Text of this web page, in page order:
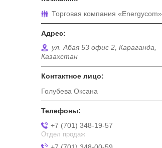
Торговая компания «Energycom»
ул. Абая 53 офис 2, Караганда,
Казахстан
Голубева Оксана
+7 (701) 348-19-57
Отдел продаж